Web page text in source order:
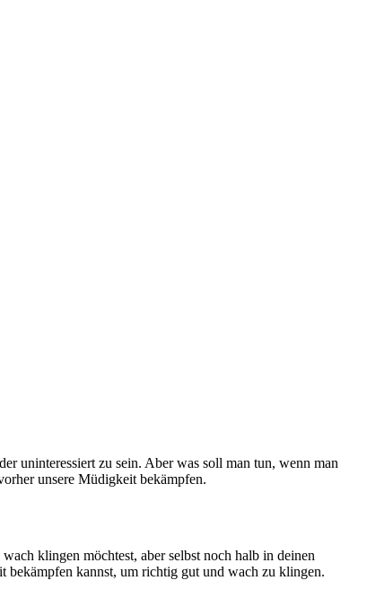
uninteressiert zu sein. Aber was soll man tun, wenn man
unsere Müdigkeit bekämpfen.
klingen möchtest, aber selbst noch halb in deinen
bekämpfen kannst, um richtig gut und wach zu klingen.